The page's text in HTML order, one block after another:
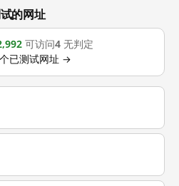
的网址
可访问4 无判定
已测试网址 →